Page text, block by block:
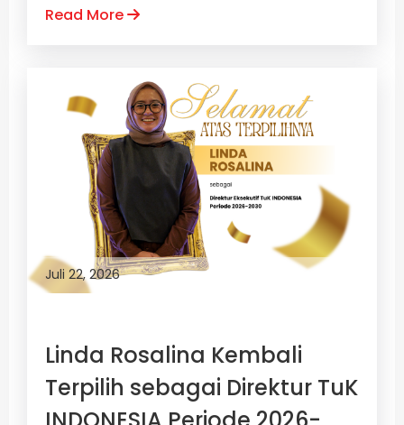
Read More
Juli 22, 2026
Linda Rosalina Kembali
Terpilih sebagai Direktur TuK